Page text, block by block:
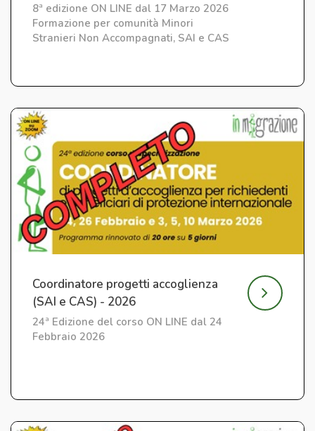
8ª edizione ON LINE dal 17 Marzo 2026
Formazione per comunità Minori
Stranieri Non Accompagnati, SAI e CAS
Coordinatore progetti accoglienza
(SAI e CAS) - 2026
24ª Edizione del corso ON LINE dal 24
Febbraio 2026